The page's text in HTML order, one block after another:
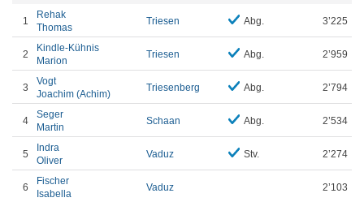
1
Rehak
Thomas
Triesen Abg. 3’225
2
Kindle-Kühnis
Marion
Triesen Abg. 2’959
3
Vogt
Joachim (Achim)
Triesenberg Abg. 2’794
4
Seger
Martin
Schaan Abg. 2’534
5
Indra
Oliver
Vaduz Stv. 2’274
6
Fischer
Isabella
Vaduz 2’103